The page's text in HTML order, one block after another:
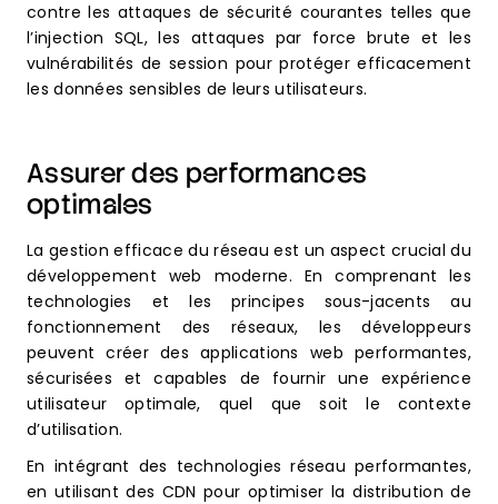
contre les attaques de sécurité courantes telles que
l’injection SQL, les attaques par force brute et les
vulnérabilités de session pour protéger efficacement
les données sensibles de leurs utilisateurs.
Assurer des performances
optimales
La gestion efficace du réseau est un aspect crucial du
développement web moderne. En comprenant les
technologies et les principes sous-jacents au
fonctionnement des réseaux, les développeurs
peuvent créer des applications web performantes,
sécurisées et capables de fournir une expérience
utilisateur optimale, quel que soit le contexte
d’utilisation.
En intégrant des technologies réseau performantes,
en utilisant des CDN pour optimiser la distribution de